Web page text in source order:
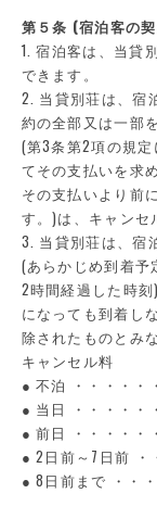
第５条 (宿泊客の
1. 宿泊客は、当貸
できます。
2. 当貸別荘は、宿
約の全部又は一部
(第3条第2項の規
てその支払いを求
その支払いより前
す。)は、キャンセ
3. 当貸別荘は、宿
(あらかじめ到着予
2時間経過した時刻)
になっても到着し
除されたものとみ
キャンセル料
● 不泊 ・・・・・
● 当日 ・・・・・
● 前日 ・・・・・
● 2日前～7日前 ・
● 8日前まで ・・